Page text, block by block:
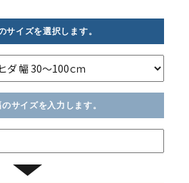
サイズを選択します。
サイズを入力します。
▼